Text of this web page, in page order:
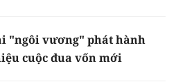
"ngôi vương" phát hành
cuộc đua vốn mới